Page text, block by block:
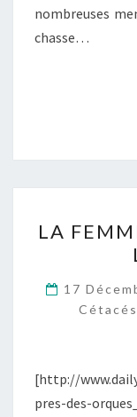
nombreuses
chasse…
LA
17
[http://
pres-des-